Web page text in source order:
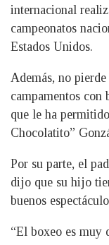
internacional
campeonatos
Estados Unidos.
Además, no
campamentos con
que le ha
Chocolatito”
Por su parte, el
dijo que su hijo
buenos
“El boxeo es muy